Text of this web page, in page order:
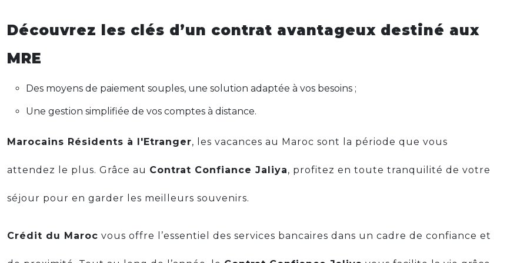
Découvrez les clés d’un contrat avantageux destiné aux
MRE
Des moyens de paiement souples, une solution adaptée à vos besoins ;
Une gestion simplifiée de vos comptes à distance.
Marocains Résidents à l'Etranger, les vacances au Maroc sont la période que vous
attendez le plus. Grâce au Contrat Confiance Jaliya, profitez en toute tranquilité de votre
séjour pour en garder les meilleurs souvenirs.
Crédit du Maroc vous offre l’essentiel des services bancaires dans un cadre de confiance et